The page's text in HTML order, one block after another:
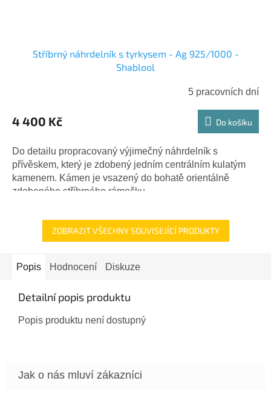
Stříbrný náhrdelník s tyrkysem - Ag 925/1000 -
Shablool
5 pracovních dní
4 400 Kč Do košíku
Do detailu propracovaný výjimečný náhrdelník s
přívěskem, který je zdobený jedním centrálním kulatým
kamenem. Kámen je vsazený do bohatě orientálně
zdobeného stříbrného rámečku....
ZOBRAZIT VŠECHNY SOUVISEJÍCÍ PRODUKTY
Popis Hodnocení Diskuze
Detailní popis produktu
Popis produktu není dostupný